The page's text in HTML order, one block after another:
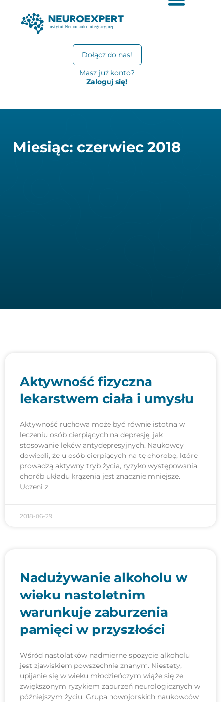
Dołącz do nas!
Masz już konto?
Zaloguj się!
Miesiąc: czerwiec 2018
Aktywność fizyczna
lekarstwem ciała i umysłu
Aktywność ruchowa może być równie istotna w
leczeniu osób cierpiących na depresję, jak
stosowanie leków antydepresyjnych. Naukowcy
dowiedli, że u osób cierpiących na tę chorobę, które
prowadzą aktywny tryb życia, ryzyko występowania
chorób układu krążenia jest znacznie mniejsze.
Uczeni z
2018-06-29
Nadużywanie alkoholu w
wieku nastoletnim
warunkuje zaburzenia
pamięci w przyszłości
Wśród nastolatków nadmierne spożycie alkoholu
jest zjawiskiem powszechnie znanym. Niestety,
upijanie się w wieku młodzieńczym wiąże się ze
zwiększonym ryzykiem zaburzeń neurologicznych w
późniejszym życiu. Grupa nowojorskich naukowców